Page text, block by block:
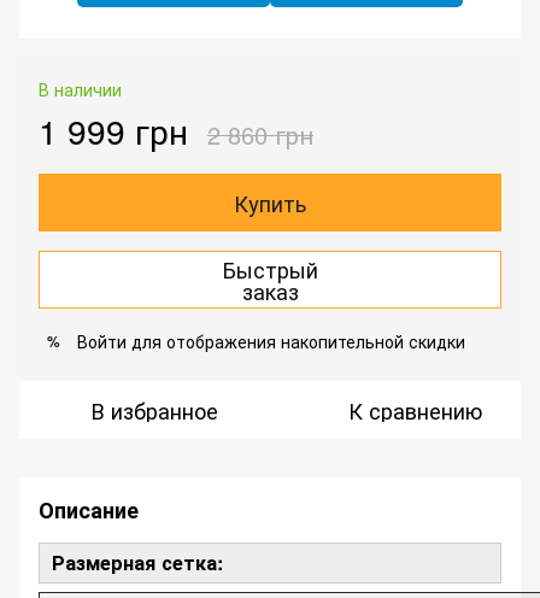
В наличии
1 999 грн 2 860 грн
Купить
Быстрый
заказ
% Войти для отображения накопительной скидки
В избранное К сравнению
Описание
Размерная сетка: